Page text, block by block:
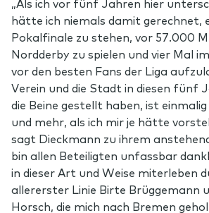
hätte ich niemals damit gerechnet,
Pokalfinale zu stehen, vor 57.000
Nordderby zu spielen und vier Mal
vor den besten Fans der Liga
Verein und die Stadt in diesen fünf
die Beine gestellt haben, ist
und mehr, als ich mir je hätte
sagt Dieckmann zu ihrem
bin allen Beteiligten unfassbar
in dieser Art und Weise miterleben
allererster Linie Birte Brüggemann
Horsch, die mich nach Bremen